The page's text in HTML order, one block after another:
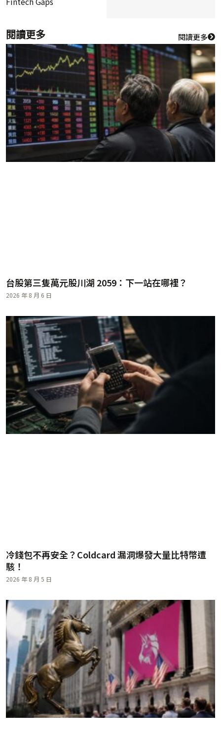
閱讀更多 閱讀更多
台股第三隻萬元股川湖 2059：下一站在哪裡？
2026 年 8 月 6 日
冷錢包不再安全？Coldcard 漏洞爆發大量比特幣遭
駭！
2026 年 8 月 5 日